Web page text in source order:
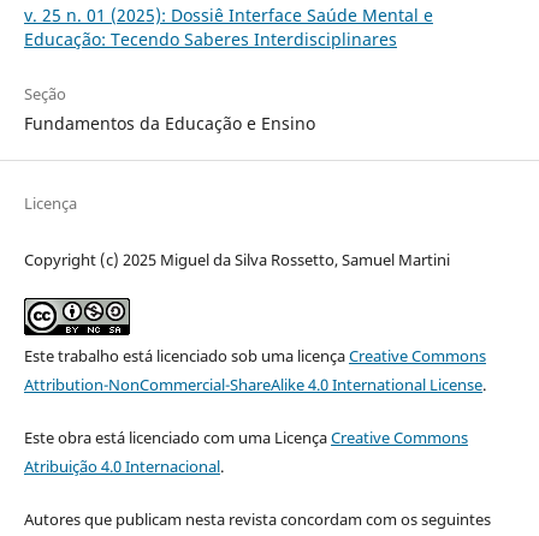
v. 25 n. 01 (2025): Dossiê Interface Saúde Mental e
Educação: Tecendo Saberes Interdisciplinares
Seção
Fundamentos da Educação e Ensino
Licença
Copyright (c) 2025 Miguel da Silva Rossetto, Samuel Martini
Este trabalho está licenciado sob uma licençaCreative Commons
Attribution-NonCommercial-ShareAlike 4.0 International License.
Este obra está licenciado com uma LicençaCreative Commons
Atribuição 4.0 Internacional.
Autores que publicam nesta revista concordam com os seguintes